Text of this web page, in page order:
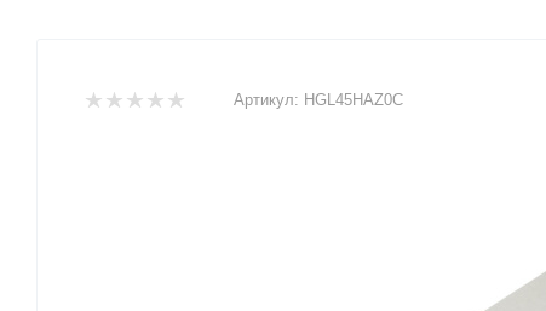
Артикул: HGL45HAZ0C